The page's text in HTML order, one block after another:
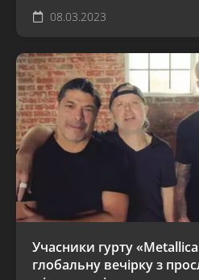
08.03.2023
Учасники гурту
глобальну вечірку з